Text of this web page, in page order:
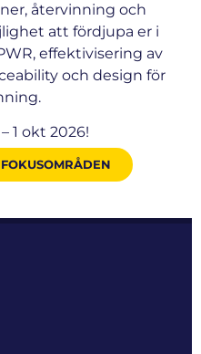
återvinning och
att fördjupa er i
effektivisering av
och design för
1 okt 2026!